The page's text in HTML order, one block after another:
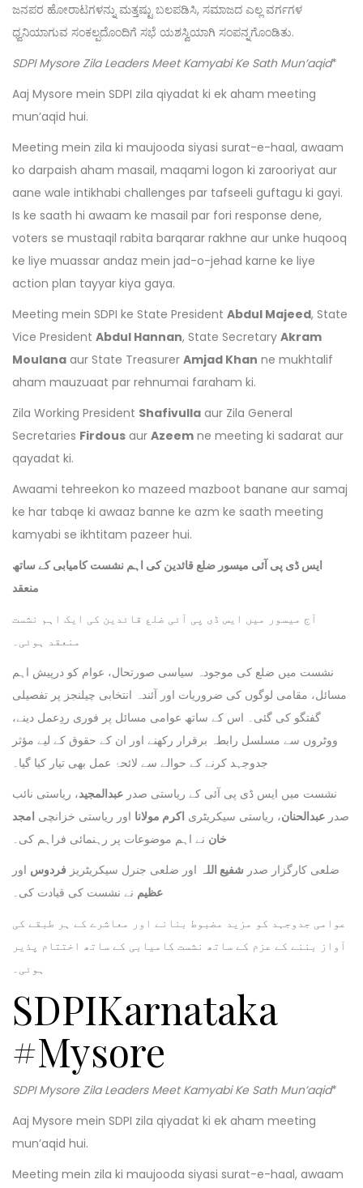
ಜನಪರ ಹೋರಾಟಗಳನ್ನು ಮತ್ತಷ್ಟು ಬಲಪಡಿಸಿ, ಸಮಾಜದ ಎಲ್ಲ ವರ್ಗಗಳ
ಧ್ವನಿಯಾಗುವ ಸಂಕಲ್ಪದೊಂದಿಗೆ ಸಭೆ ಯಶಸ್ವಿಯಾಗಿ ಸಂಪನ್ನಗೊಂಡಿತು.
SDPI Mysore Zila Leaders Meet Kamyabi Ke Sath Mun’aqid*
Aaj Mysore mein SDPI zila qiyadat ki ek aham meeting
mun’aqid hui.
Meeting mein zila ki maujooda siyasi surat-e-haal, awaam
ko darpaish aham masail, maqami logon ki zarooriyat aur
aane wale intikhabi challenges par tafseeli guftagu ki gayi.
Is ke saath hi awaam ke masail par fori response dene,
voters se mustaqil rabita barqarar rakhne aur unke huqooq
ke liye muassar andaz mein jad-o-jehad karne ke liye
action plan tayyar kiya gaya.
Meeting mein SDPI ke State President Abdul Majeed, State
Vice President Abdul Hannan, State Secretary Akram
Moulana aur State Treasurer Amjad Khan ne mukhtalif
aham mauzuaat par rehnumai faraham ki.
Zila Working President Shafivulla aur Zila General
Secretaries Firdous aur Azeem ne meeting ki sadarat aur
qayadat ki.
Awaami tehreekon ko mazeed mazboot banane aur samaj
ke har tabqe ki awaaz banne ke azm ke saath meeting
kamyabi se ikhtitam pazeer hui.
ایس ڈی پی آئی میسور ضلع قائدین کی اہم نشست کامیابی کے ساتھ
منعقد
آج میسور میں ایس ڈی پی آئی ضلع قائدین کی ایک اہم نشست
منعقد ہوئی۔
نشست میں ضلع کی موجودہ سیاسی صورتحال، عوام کو درپیش اہم
مسائل، مقامی لوگوں کی ضروریات اور آئندہ انتخابی چیلنجز پر تفصیلی
گفتگو کی گئی۔ اس کے ساتھ عوامی مسائل پر فوری ردِعمل دینے،
ووٹروں سے مسلسل رابطہ برقرار رکھنے اور ان کے حقوق کے لیے مؤثر
جدوجہد کرنے کے حوالے سے لائحۂ عمل بھی تیار کیا گیا۔
نشست میں ایس ڈی پی آئی کے ریاستی صدر عبدالمجید، ریاستی نائب
صدر عبدالحنان، ریاستی سیکریٹری اکرم مولانا اور ریاستی خزانچی امجد
خان نے اہم موضوعات پر رہنمائی فراہم کی۔
ضلعی کارگزار صدر شفیع اللہ اور ضلعی جنرل سیکریٹریز فردوس اور
عظیم نے نشست کی قیادت کی۔
عوامی جدوجہد کو مزید مضبوط بنانے اور معاشرے کے ہر طبقے کی
آواز بننے کے عزم کے ساتھ نشست کامیابی کے ساتھ اختتام پذیر
ہوئی۔
SDPIKarnataka
#Mysore
SDPI Mysore Zila Leaders Meet Kamyabi Ke Sath Mun’aqid*
Aaj Mysore mein SDPI zila qiyadat ki ek aham meeting
mun’aqid hui.
Meeting mein zila ki maujooda siyasi surat-e-haal, awaam